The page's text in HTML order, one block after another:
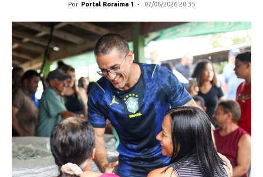
Por Portal Roraima 1 - 07/06/2026 20:35